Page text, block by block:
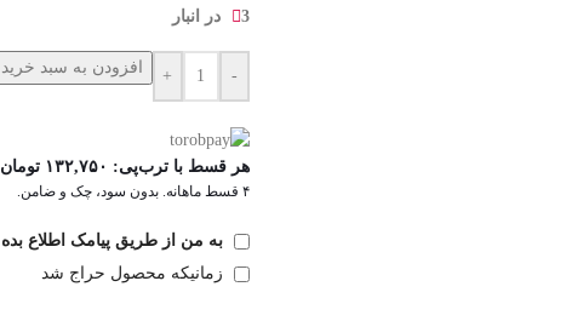
3 در انبار
-
+ افزودن به سبد خرید
هر قسط با ترب‌پی: ۱۳۲,۷۵۰ تومان
۴ قسط ماهانه. بدون سود، چک و ضامن.
به من از طریق پیامک اطلاع بده
زمانیکه محصول حراج شد